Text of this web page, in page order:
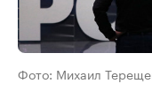
Фото: Михаил